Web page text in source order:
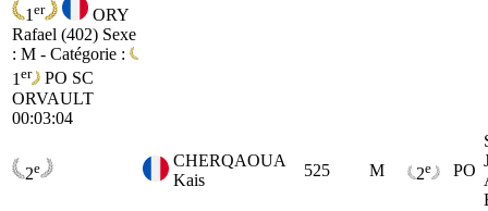
1 er
ORY
Rafael (402) Sexe
: M - Catégorie :
1 er PO SC
ORVAULT
00:03:04
2e
CHERQAOUA
Kais
525 M 2e PO